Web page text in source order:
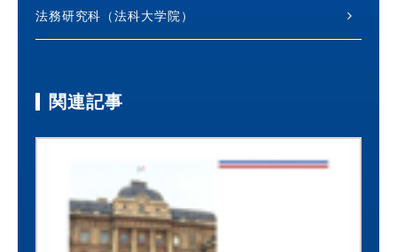
法務研究科（法科大学院）
関連記事